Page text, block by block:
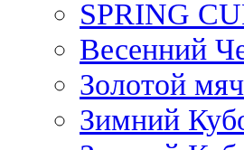
SPRING
Весенний
Золотой
Зимний